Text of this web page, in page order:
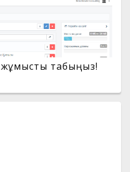
табыңыз!